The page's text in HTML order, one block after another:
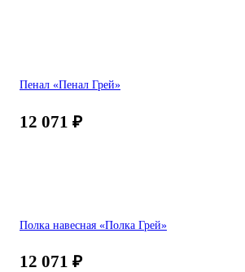
Пенал «Пенал Грей»
12 071 ₽
Полка навесная «Полка Грей»
12 071 ₽